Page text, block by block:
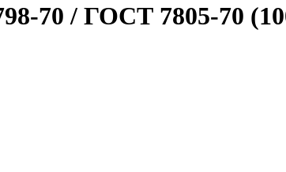
70 / ГОСТ 7805-70